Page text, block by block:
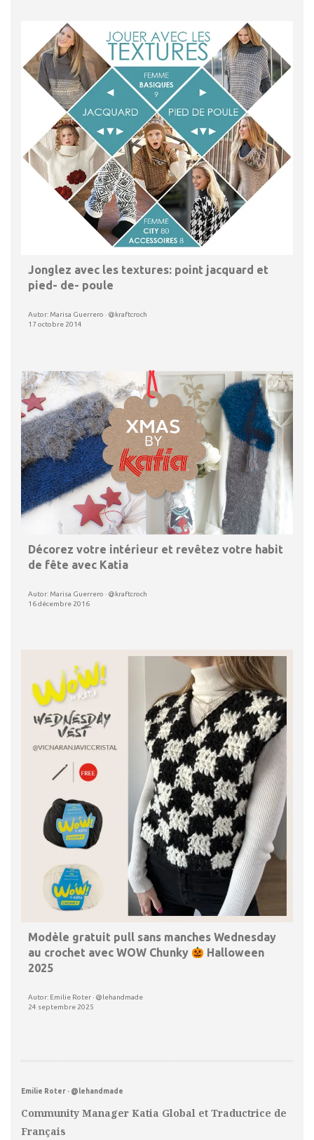
Jonglez avec les textures: point jacquard et
pied- de- poule
Autor: Marisa Guerrero · @kraftcroch
17 octobre 2014
Décorez votre intérieur et revêtez votre habit
de fête avec Katia
Autor: Marisa Guerrero · @kraftcroch
16 décembre 2016
Modèle gratuit pull sans manches Wednesday
au crochet avec WOW Chunky
Halloween
2025
Autor: Emilie Roter · @lehandmade
24 septembre 2025
Emilie Roter · @lehandmade
Community Manager Katia Global et Traductrice de
Français